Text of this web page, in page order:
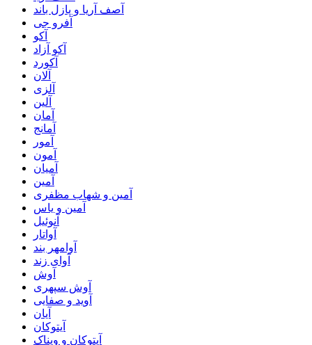
آصف آریا و پازل باند
آفرو جی
آکو
آکو آزاد
آکورد
آلان
آلزی
آلین
آمان
آمانج
آمور
آمون
آمیان
آمین
آمین و شهاب مظفری
آمین و یاس
آنوئیل
آواتار
آوامهر بند
آوای زند
آوش
آوش سپهری
آوید و صفایی
آیان
آیتوکان
آیتوکان و ویناک